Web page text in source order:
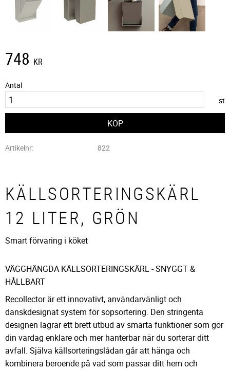
748 KR
Antal
st
Artikelnr 822
KÄLLSORTERINGSKÄRL
12 LITER, GRÖN
Smart förvaring i köket
VÄGGHÄNGDA KÄLLSORTERINGSKÄRL - SNYGGT &
HÅLLBART
Recollector är ett innovativt, användarvänligt och
danskdesignat system för sopsortering. Den stringenta
designen lagrar ett brett utbud av smarta funktioner som gör
din vardag enklare och mer hanterbar när du sorterar ditt
avfall. Själva källsorteringslådan går att hänga och
kombinera beroende på vad som passar ditt hem och